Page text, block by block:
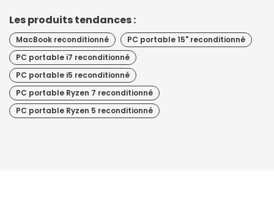
Les produits tendances :
MacBook reconditionné
PC portable 15" reconditionné
PC portable i7 reconditionné
PC portable i5 reconditionné
PC portable Ryzen 7 reconditionné
PC portable Ryzen 5 reconditionné